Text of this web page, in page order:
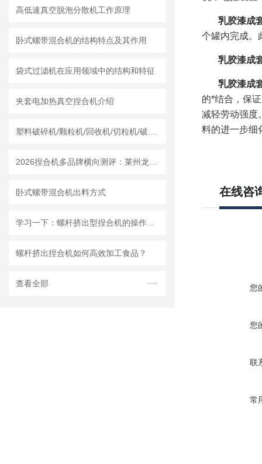
高低速真空脱泡分散机工作原理
卧式螺带混合机的结构特点及其作用
袋式过滤机在应用领域中的结构和特征
夹套电加热真空捏合机介绍
卧式螺带混合机出料方式
螺杆挤出捏合机如何高效加工食品？
查看全部
乳胶漆成
个罐内完成。
乳胶漆成
乳胶漆成
的*结合，保
减轻劳动强度
料的进一步细
在线咨
您
您
联
常